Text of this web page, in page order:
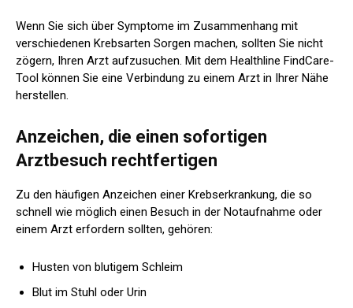
Wenn Sie sich über Symptome im Zusammenhang mit
verschiedenen Krebsarten Sorgen machen, sollten Sie nicht
zögern, Ihren Arzt aufzusuchen. Mit dem Healthline FindCare-
Tool können Sie eine Verbindung zu einem Arzt in Ihrer Nähe
herstellen.
Anzeichen, die einen sofortigen
Arztbesuch rechtfertigen
Zu den häufigen Anzeichen einer Krebserkrankung, die so
schnell wie möglich einen Besuch in der Notaufnahme oder
einem Arzt erfordern sollten, gehören:
Husten von blutigem Schleim
Blut im Stuhl oder Urin